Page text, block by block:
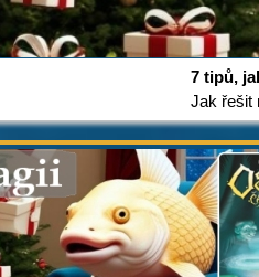
7 tipů,
Jak řešit